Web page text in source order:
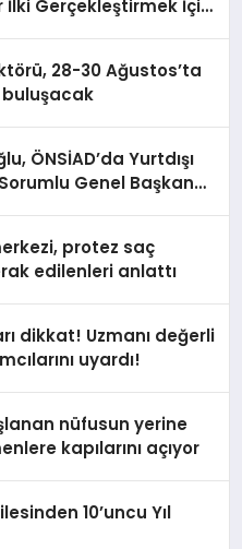
İlki Gerçekleştirmek İçin
28-30 Ağustos’ta
buluşacak
ÖNSİAD’da Yurtdışı
Genel Başkan
protez saç
edilenleri anlattı
dikkat! Uzmanı değerli
uyardı!
nüfusun yerine
kapılarını açıyor
10’uncu Yıl